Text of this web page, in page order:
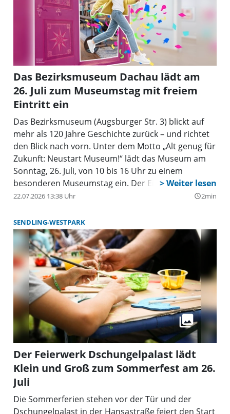
Das Bezirksmuseum Dachau lädt am
26. Juli zum Museumstag mit freiem
Eintritt ein
Das Bezirksmuseum (Augsburger Str. 3) blickt auf
mehr als 120 Jahre Geschichte zurück – und richtet
den Blick nach vorn. Unter dem Motto „Alt genug für
Zukunft: Neustart Museum!“ lädt das Museum am
Sonntag, 26. Juli, von 10 bis 16 Uhr zu einem
besonderen Museumstag ein. Der Eintritt ist frei,
alle Aktionen können ohne Anmeldung besucht
22.07.2026 13:38 Uhr query_builder2min
SENDLING-WESTPARK
Der Feierwerk Dschungelpalast lädt
Klein und Groß zum Sommerfest am 26.
Juli
Die Sommerferien stehen vor der Tür und der
Dschungelpalast in der Hansastraße feiert den Start